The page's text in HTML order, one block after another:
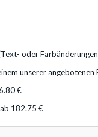
oder
unserer
€
182.75 €